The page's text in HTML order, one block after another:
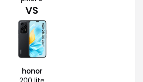
VS
honor